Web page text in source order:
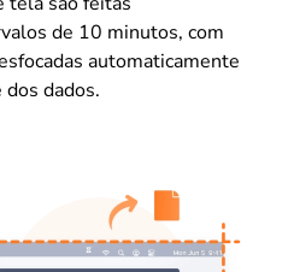
de 10 minutos, com
automaticamente
dados.